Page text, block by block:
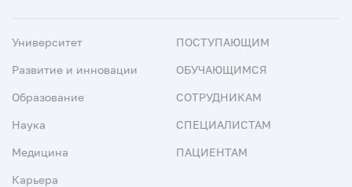
Университет
Развитие и инновации
Образование
Наука
Медицина
Карьера
ПОСТУПАЮЩИМ
ОБУЧАЮЩИМСЯ
СОТРУДНИКАМ
СПЕЦИАЛИСТАМ
ПАЦИЕНТАМ